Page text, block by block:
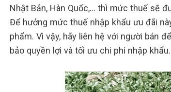
Nhật Bản, Hàn Quốc,… thì mức thuế sẽ
Để hưởng mức thuế nhập khẩu ưu đãi
phẩm. Vì vậy, hãy liên hệ với người bán
bảo quyền lợi và tối ưu chi phí nhập khẩu.